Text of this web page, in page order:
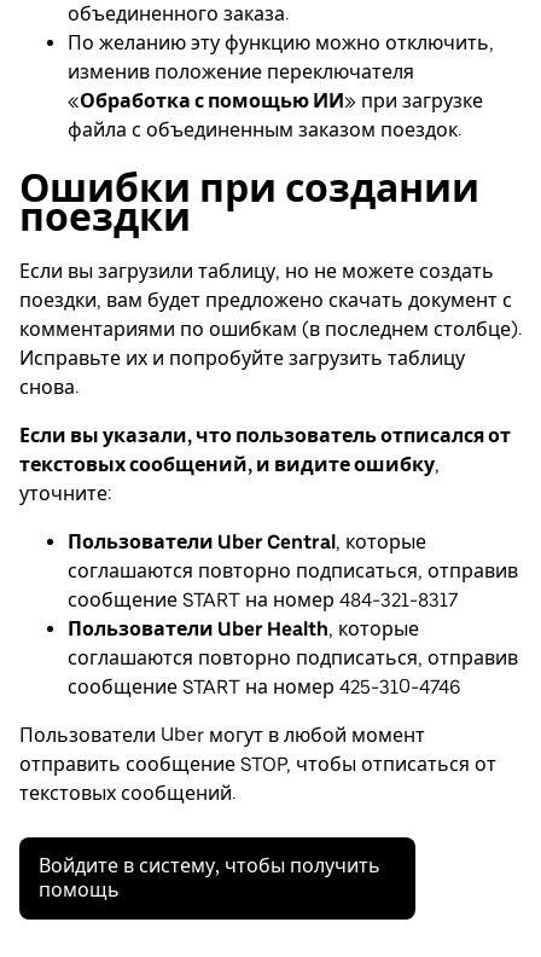
объединенного заказа.
По желанию эту функцию можно отключить,
изменив положение переключателя
«Обработка с помощью ИИ» при загрузке
файла с объединенным заказом поездок.
Ошибки при создании
поездки
Если вы загрузили таблицу, но не можете создать
поездки, вам будет предложено скачать документ с
комментариями по ошибкам (в последнем столбце).
Исправьте их и попробуйте загрузить таблицу
снова.
Если вы указали, что пользователь отписался от
текстовых сообщений, и видите ошибку,
уточните:
Пользователи Uber Central, которые
соглашаются повторно подписаться, отправив
сообщение START на номер 484-321-8317
Пользователи Uber Health, которые
соглашаются повторно подписаться, отправив
сообщение START на номер 425-310-4746
Пользователи Uber могут в любой момент
отправить сообщение STOP, чтобы отписаться от
текстовых сообщений.
Войдите в систему, чтобы получить
помощь